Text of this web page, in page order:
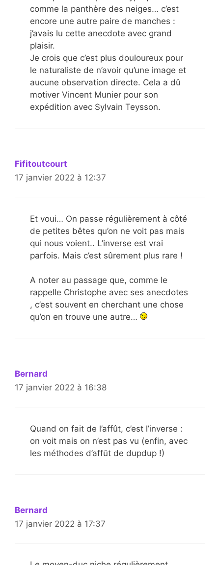
comme la panthère des neiges… c’est
encore une autre paire de manches :
j’avais lu cette anecdote avec grand
plaisir.
Je crois que c’est plus douloureux pour
le naturaliste de n’avoir qu’une image et
aucune observation directe. Cela a dû
motiver Vincent Munier pour son
expédition avec Sylvain Teysson.
Fifitoutcourt
17 janvier 2022 à 12:37
Et voui… On passe régulièrement à côté
de petites bêtes qu’on ne voit pas mais
qui nous voient.. L’inverse est vrai
parfois. Mais c’est sûrement plus rare !
A noter au passage que, comme le
rappelle Christophe avec ses anecdotes
, c’est souvent en cherchant une chose
qu’on en trouve une autre…
Bernard
17 janvier 2022 à 16:38
Quand on fait de l’affût, c’est l’inverse :
on voit mais on n’est pas vu (enfin, avec
les méthodes d’affût de dupdup !)
Bernard
17 janvier 2022 à 17:37